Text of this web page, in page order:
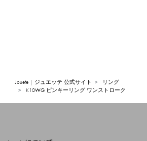
Jouete | ジュエッテ 公式サイト
リング
K10WG ピンキーリング ワンストローク